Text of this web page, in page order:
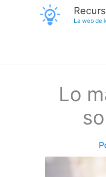
La web de
Lo